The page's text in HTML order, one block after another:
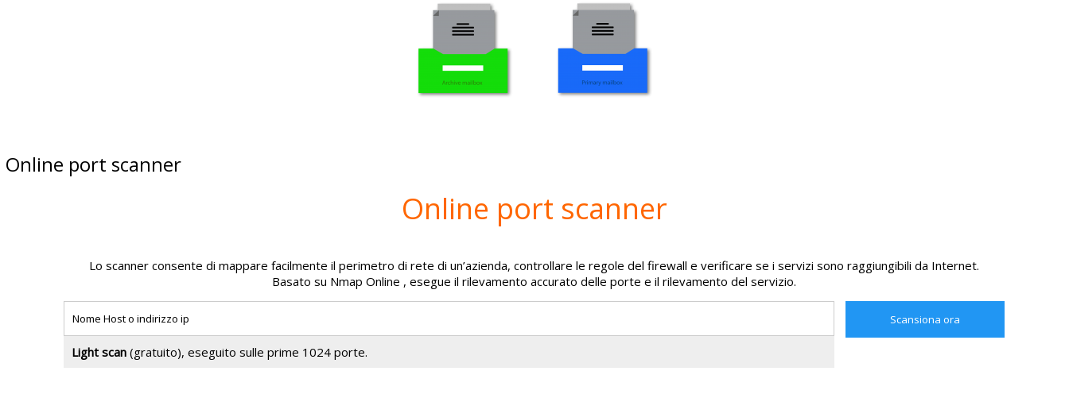
Online port scanner
Online port scanner
Lo scanner consente di mappare facilmente il perimetro di rete di un’azienda, controllare le regole del firewall e verificare se i servizi sono raggiungibili da Internet.
Basato su Nmap Online , esegue il rilevamento accurato delle porte e il rilevamento del servizio.
Light scan (gratuito), eseguito sulle prime 1024 porte.